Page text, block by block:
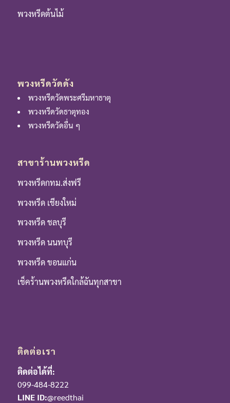
พวงหรีดต้นไม้
พวงหรีดวัดดัง
พวงหรีดวัดพระศรีมหาธาตุ
พวงหรีดวัดธาตุทอง
พวงหรีดวัดอื่น ๆ
สาขาร้านพวงหรีด
พวงหรีดกทม.ส่งฟรี
พวงหรีด เชียงใหม่
พวงหรีด ชลบุรี
พวงหรีด นนทบุรี
พวงหรีด ขอนแก่น
เช็คร้านพวงหรีดใกล้ฉันทุกสาขา
ติดต่อเรา
ติดต่อได้ที่:
099-484-8222
LINE ID:@reedthai